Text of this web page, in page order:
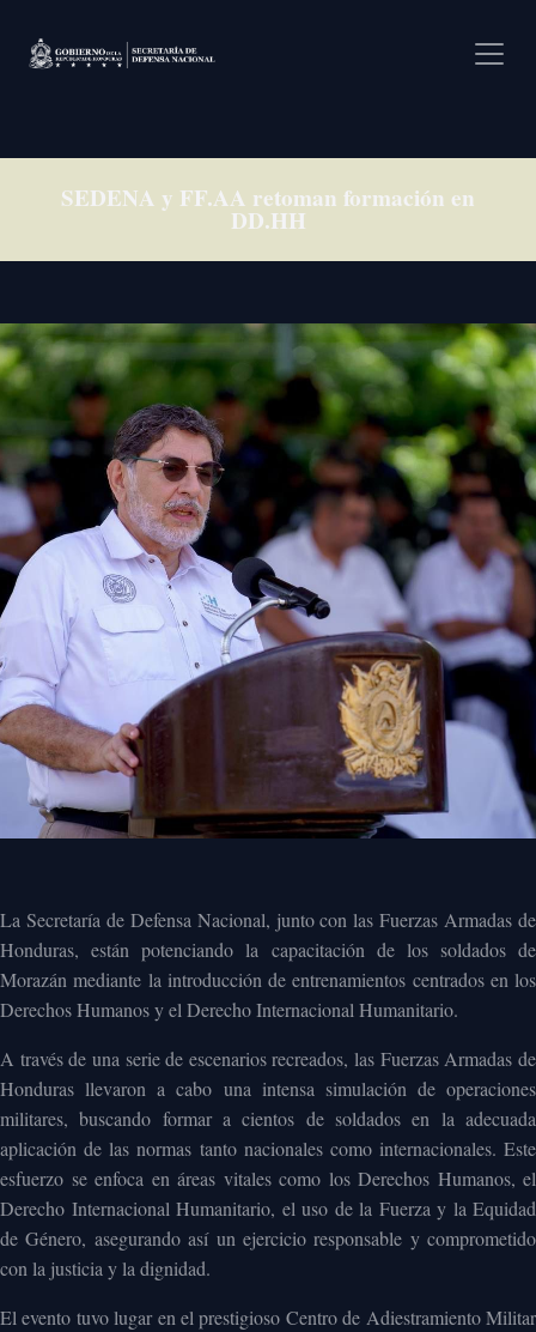
SEDENA y FF.AA retoman formación en
DD.HH
La Secretaría de Defensa Nacional, junto con las Fuerzas Armadas de
Honduras, están potenciando la capacitación de los soldados de
Morazán mediante la introducción de entrenamientos centrados en los
Derechos Humanos y el Derecho Internacional Humanitario.
A través de una serie de escenarios recreados, las Fuerzas Armadas de
Honduras llevaron a cabo una intensa simulación de operaciones
militares, buscando formar a cientos de soldados en la adecuada
aplicación de las normas tanto nacionales como internacionales. Este
esfuerzo se enfoca en áreas vitales como los Derechos Humanos, el
Derecho Internacional Humanitario, el uso de la Fuerza y la Equidad
de Género, asegurando así un ejercicio responsable y comprometido
con la justicia y la dignidad.
El evento tuvo lugar en el prestigioso Centro de Adiestramiento Militar